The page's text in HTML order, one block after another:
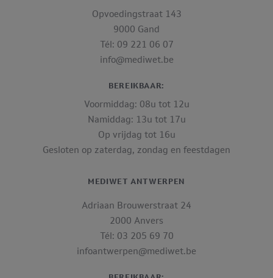
Opvoedingstraat 143
9000 Gand
Tél: 09 221 06 07
info@mediwet.be
BEREIKBAAR:
Voormiddag: 08u tot 12u
Namiddag: 13u tot 17u
Op vrijdag tot 16u
Gesloten op zaterdag, zondag en feestdagen
MEDIWET ANTWERPEN
Adriaan Brouwerstraat 24
2000 Anvers
Tél: 03 205 69 70
infoantwerpen@mediwet.be